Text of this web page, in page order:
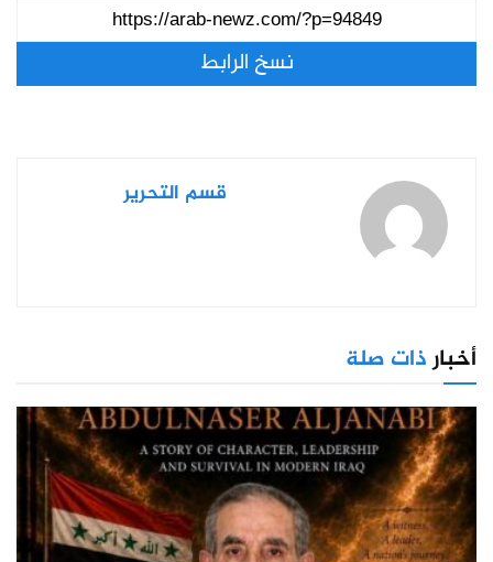
نسخ الرابط
قسم التحرير
أخبارذات صلة